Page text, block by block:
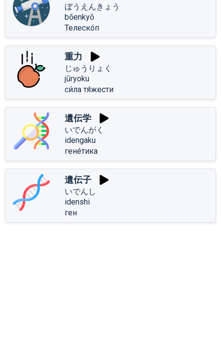
ぼうえんきょう
bōenkyō
Телеско́п
重力
じゅうりょく
jūryoku
си́ла тя́жести
遺伝学
いでんがく
idengaku
гене́тика
遺伝子
いでんし
idenshi
ген